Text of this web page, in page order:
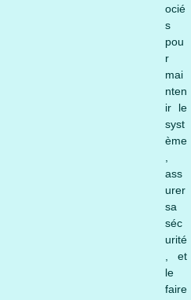
ocié
s
pou
r
mai
nten
ir le
syst
ème
ass
urer
sa
séc
urité
, et
le
faire